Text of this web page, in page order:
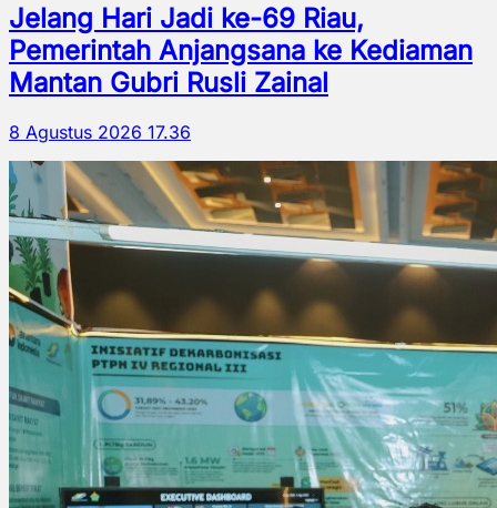
Jelang Hari Jadi ke-69 Riau,
Pemerintah Anjangsana ke Kediaman
Mantan Gubri Rusli Zainal
8 Agustus 2026 17.36